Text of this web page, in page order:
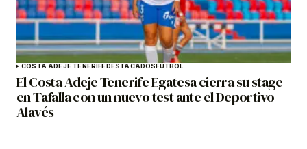
COSTA ADEJE TENERIFEDESTACADOSFÚTBOL
El Costa Adeje Tenerife Egatesa cierra su stage
en Tafalla con un nuevo test ante el Deportivo
Alavés